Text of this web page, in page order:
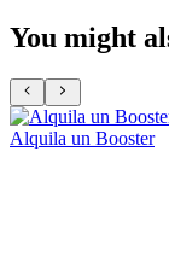
You might
Alquila un Booster